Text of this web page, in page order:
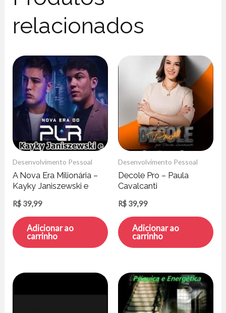
relacionados
Desenvolvimento Pessoal
A Nova Era Milionária –
Kayky Janiszewski e
R$ 39,99
Adicionar ao
carrinho
Desenvolvimento Pessoal
Decole Pro – Paula
Cavalcanti
R$ 39,99
Adicionar ao
carrinho